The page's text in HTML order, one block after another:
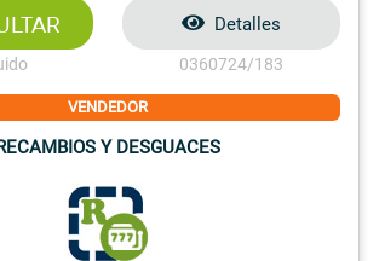
Detalles
0360724/183
VENDEDOR
Y DESGUACES